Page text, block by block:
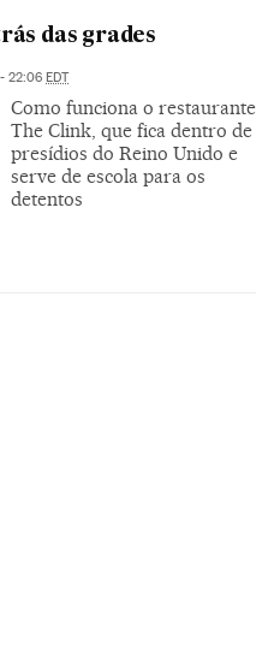
das grades
22:06 EDT
Como funciona o restaurante
The Clink, que fica dentro de
presídios do Reino Unido e
serve de escola para os
detentos